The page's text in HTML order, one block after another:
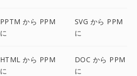
PPTM から PPM
に
SVG から PPM
に
HTML から PPM
に
DOC から PPM
に